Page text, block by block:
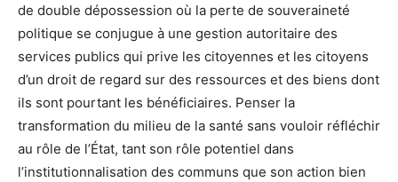
de double dépossession où la perte de souveraineté
politique se conjugue à une gestion autoritaire des
services publics qui prive les citoyennes et les citoyens
d’un droit de regard sur des ressources et des biens dont
ils sont pourtant les bénéficiaires. Penser la
transformation du milieu de la santé sans vouloir réfléchir
au rôle de l’État, tant son rôle potentiel dans
l’institutionnalisation des communs que son action bien